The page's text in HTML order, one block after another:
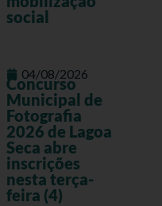
social
04/08/2026
Concurso
Municipal de
Fotografia
2026 de Lagoa
Seca abre
inscrições
nesta terça-
feira (4)